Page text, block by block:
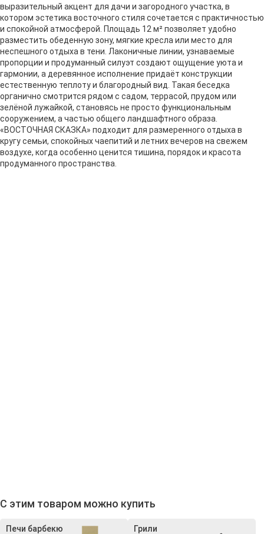
выразительный акцент для дачи и загородного участка, в
котором эстетика восточного стиля сочетается с практичностью
и спокойной атмосферой. Площадь 12 м² позволяет удобно
разместить обеденную зону, мягкие кресла или место для
неспешного отдыха в тени. Лаконичные линии, узнаваемые
пропорции и продуманный силуэт создают ощущение уюта и
гармонии, а деревянное исполнение придаёт конструкции
естественную теплоту и благородный вид. Такая беседка
органично смотрится рядом с садом, террасой, прудом или
зелёной лужайкой, становясь не просто функциональным
сооружением, а частью общего ландшафтного образа.
«ВОСТОЧНАЯ СКАЗКА» подходит для размеренного отдыха в
кругу семьи, спокойных чаепитий и летних вечеров на свежем
воздухе, когда особенно ценится тишина, порядок и красота
продуманного пространства.
С этим товаром можно купить
Печи барбекю Грили